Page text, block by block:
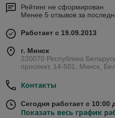
Рейтинг не сформирован
Менее 5 отзывов за
Работает с 19.09.2013
г. Минск
220070 Республика
проспект, 14-501, Минск,
Контакты
Сегодня работает с 10:00
Показать весь график